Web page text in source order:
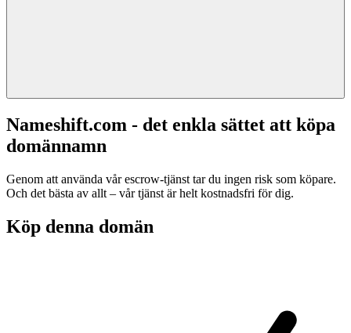
Nameshift.com - det enkla sättet att köpa
domännamn
Genom att använda vår escrow-tjänst tar du ingen risk som köpare.
Och det bästa av allt – vår tjänst är helt kostnadsfri för dig.
Köp denna domän